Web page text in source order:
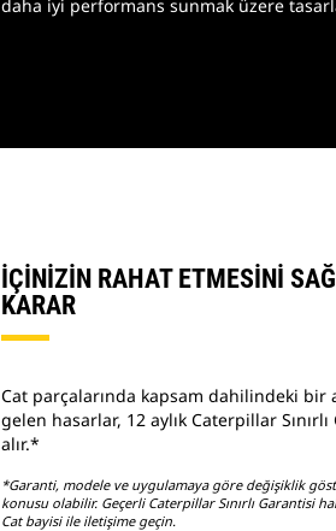
daha iyi performans sunmak üzere
İÇİNİZİN RAHAT ETMESİNİ
KARAR
Cat parçalarında kapsam dahilindeki bir
gelen hasarlar, 12 aylık Caterpillar
alır.*
*Garanti, modele ve uygulamaya göre değişiklik
konusu olabilir. Geçerli Caterpillar Sınırlı Garantisi
Cat bayisi ile iletişime geçin.